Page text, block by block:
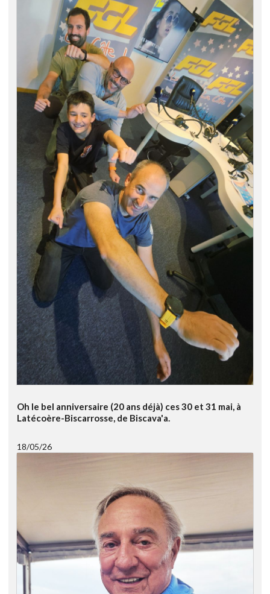
Oh le bel anniversaire (20 ans déjà) ces 30 et 31 mai, à
Latécoère-Biscarrosse, de Biscava'a.
18/05/26